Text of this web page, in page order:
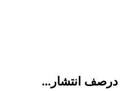
درصف انتشار...